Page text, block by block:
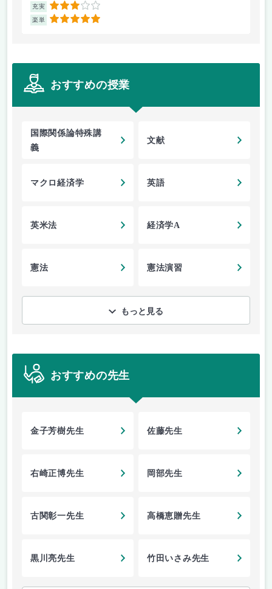
充実 3
楽単 5
おすすめの授業
国際関係論特殊講
義
文献
マクロ経済学 英語
英米法 経済学A
憲法 憲法演習
もっと見る
おすすめの先生
金子芳樹先生 佐藤先生
右崎正博先生 岡部先生
古関彰一先生 高橋恵贈先生
黒川亮先生 竹田いさみ先生